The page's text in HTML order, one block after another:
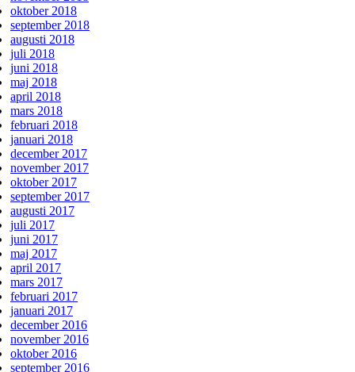
oktober 2018
september 2018
augusti 2018
juli 2018
juni 2018
maj 2018
april 2018
mars 2018
februari 2018
januari 2018
december 2017
november 2017
oktober 2017
september 2017
augusti 2017
juli 2017
juni 2017
maj 2017
april 2017
mars 2017
februari 2017
januari 2017
december 2016
november 2016
oktober 2016
september 2016